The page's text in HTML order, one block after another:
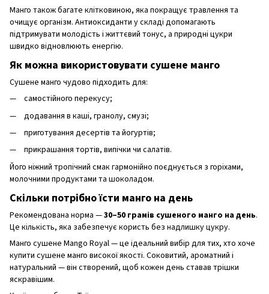
Манго також багате клітковиною, яка покращує травлення та
очищує організм. Антиоксиданти у складі допомагають
підтримувати молодість і життєвий тонус, а природні цукри
швидко відновлюють енергію.
Як можна використовувати сушене манго
Сушене манго чудово підходить для:
самостійного перекусу;
додавання в каші, гранолу, смузі;
приготування десертів та йогуртів;
прикрашання тортів, випічки чи салатів.
Його ніжний тропічний смак гармонійно поєднується з горіхами,
молочними продуктами та шоколадом.
Скільки потрібно їсти манго на день
Рекомендована норма —30–50 грамів сушеного манго на день.
Це кількість, яка забезпечує користь без надлишку цукру.
Манго сушене Mango Royal — це ідеальний вибір для тих, хто хоче
купити сушене манго високої якості. Соковитий, ароматний і
натуральний — він створений, щоб кожен день ставав трішки
яскравішим.